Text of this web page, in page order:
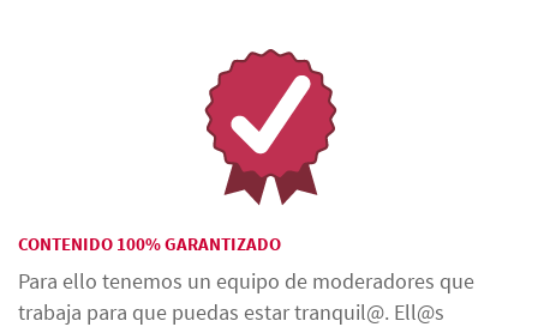
CONTENIDO 100% GARANTIZADO
Para ello tenemos un equipo de moderadores que
trabaja para que puedas estar tranquil@. Ell@s